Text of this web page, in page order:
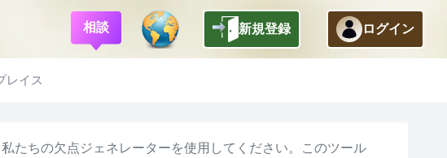
相談 新規登録 ログイン
レイス
戻る
たちの欠点ジェネレーターを使用してください。このツール